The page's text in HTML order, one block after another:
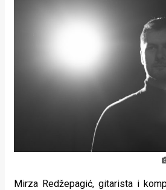
Fashion
Mirza Redžepagić, gitarista i